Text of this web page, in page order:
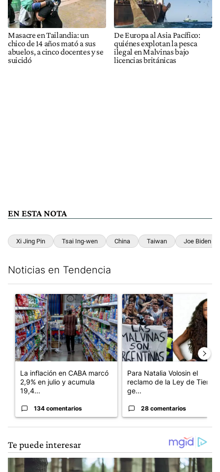
Masacre en Tailandia: un
chico de 14 años mató a sus
abuelos, a cinco docentes y se
suicidó
De Europa al Asia Pacífico:
quiénes explotan la pesca
ilegal en Malvinas bajo
licencias británicas
EN ESTA NOTA
Xi Jing Pin Tsai Ing-wen China Taiwan Joe Biden
Noticias en Tendencia
Un artículo de tendencia con el título "La inflación en CABA
La inflación en CABA marcó
2,9% en julio y acumula
19,4...
134 comentarios
Un artículo de tendencia con
Para Natalia Volosin el
reclamo de la Ley de Tierras
ge...
28 comentarios